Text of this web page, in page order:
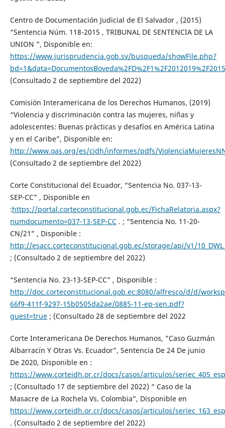
Centro de Documentación Judicial de El Salvador , (2015)
“Sentencia Núm. 118-2015 , TRIBUNAL DE SENTENCIA DE LA
UNION ”, Disponible en:
https://www.jurisprudencia.gob.sv/busqueda/showFile.php?
(Consultado 2 de septiembre del 2022)
Comisión Interamericana de los Derechos Humanos, (2019)
“Violencia y discriminación contra las mujeres, niñas y
adolescentes: Buenas prácticas y desafíos en América Latina
y en el Caribe”, Disponible en:
http://www.oas.org/es/cidh/informes/pdfs/
(Consultado 2 de septiembre del 2022)
Corte Constitucional del Ecuador, “Sentencia No. 037-13-
SEP-CC” , Disponible en
:https://portal.corteconstitucional.gob.ec/FichaRelatoria.aspx?
numdocumento=037-13-SEP-CC. ; “Sentencia No. 11-20-
CN/21” , Disponible :
http://esacc.corteconstitucional.gob.ec/storage/api/v1/
; (Consultado 2 de septiembre del 2022)
“Sentencia No. 23-13-SEP-CC” , Disponible :
http://doc.corteconstitucional.gob.ec:8080/alfresco/d/d/
66f9-411f-9297-15b0505da2ae/0885-11-ep-sen.pdf?
guest=true; (Consultado 28 de septiembre del 2022
Corte Interamericana De Derechos Humanos, “Caso Guzmán
Albarracín Y Otras Vs. Ecuador”, Sentencia De 24 De junio
De 2020, Disponible en :
https://www.corteidh.or.cr/docs/casos/articulos/
; (Consultado 17 de septiembre del 2022) “ Caso de la
Masacre de La Rochela Vs. Colombia”, Disponible en
https://www.corteidh.or.cr/docs/casos/articulos/
. (Consultado 2 de septiembre del 2022)